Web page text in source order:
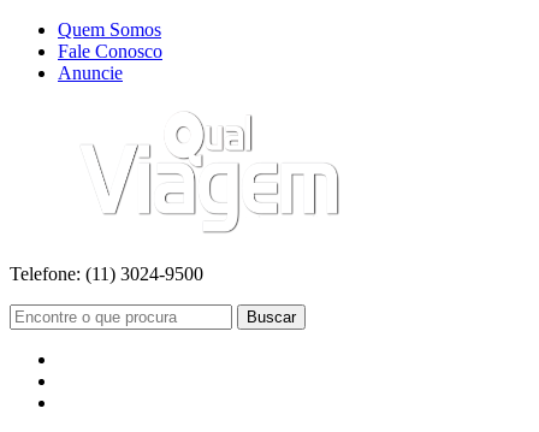
Quem Somos
Fale Conosco
Anuncie
Telefone: (11) 3024-9500
Buscar